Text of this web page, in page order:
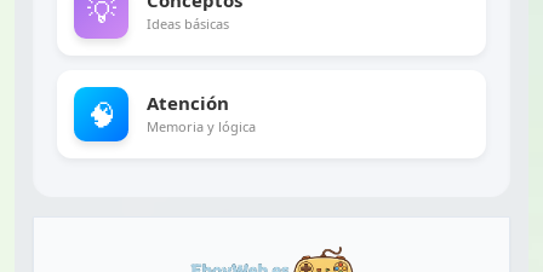
💡 Ideas básicas
🧠 Atención
Memoria y lógica